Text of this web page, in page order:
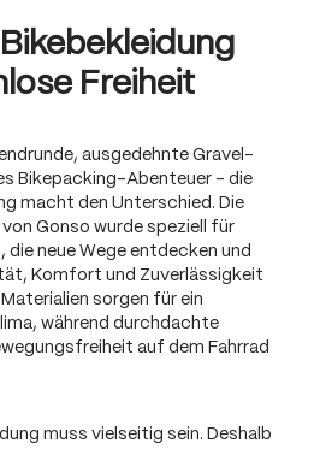
Freiheit
ausgedehnte Gravel-
Bikepacking-Abenteuer – die
macht den Unterschied. Die
Gonso wurde speziell für
neue Wege entdecken und
Komfort und Zuverlässigkeit
sorgen für ein
während durchdachte
auf dem Fahrrad
muss vielseitig sein. Deshalb